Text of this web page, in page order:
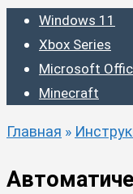
Windows 11
Xbox Series
Microsoft
Minecraft
Главная »